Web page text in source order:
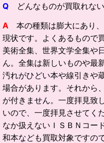
Q どんなものが買取れな
A
本の種類は膨大にあり
現状です。よくあるもので
美術全集、世界文学全集や
ん。全集は新しいものや最
汚れがひどい本や線引きや
場合があります。それから
が付きません。一度拝見致
いので、一度拝見させてく
なか扱えないＩＳＢＮコー
和本なども買取対象ですの